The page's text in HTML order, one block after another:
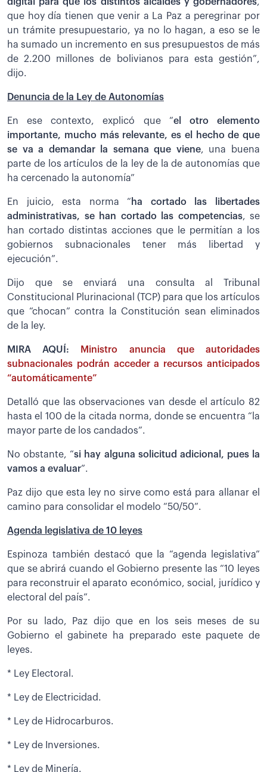
que hoy día tienen que venir a La Paz a peregrinar por
un trámite presupuestario, ya no lo hagan, a eso se le
ha sumado un incremento en sus presupuestos de más
de 2.200 millones de bolivianos para esta gestión”,
dijo.
Denuncia de la Ley de Autonomías
En ese contexto, explicó que “el otro elemento
importante, mucho más relevante, es el hecho de que
se va a demandar la semana que viene, una buena
parte de los artículos de la ley de la de autonomías que
ha cercenado la autonomía”
En juicio, esta norma “ ha cortado las libertades
administrativas, se han cortado las competencias, se
han cortado distintas acciones que le permitían a los
gobiernos subnacionales tener más libertad y
ejecución”.
Dijo que se enviará una consulta al Tribunal
Constitucional Plurinacional (TCP) para que los artículos
que “chocan” contra la Constitución sean eliminados
de la ley.
MIRA AQUÍ:
Ministro anuncia que autoridades
subnacionales podrán acceder a recursos anticipados
“automáticamente”
Detalló que las observaciones van desde el artículo 82
hasta el 100 de la citada norma, donde se encuentra “la
mayor parte de los candados”.
No obstante, “si hay alguna solicitud adicional, pues la
vamos a evaluar”.
Paz dijo que esta ley no sirve como está para allanar el
camino para consolidar el modelo “50/50”.
Agenda legislativa de 10 leyes
Espinoza también destacó que la “agenda legislativa”
que se abrirá cuando el Gobierno presente las “10 leyes
para reconstruir el aparato económico, social, jurídico y
electoral del país”.
Por su lado, Paz dijo que en los seis meses de su
Gobierno el gabinete ha preparado este paquete de
leyes.
* Ley Electoral.
* Ley de Electricidad.
* Ley de Hidrocarburos.
* Ley de Inversiones.
* Ley de Minería.